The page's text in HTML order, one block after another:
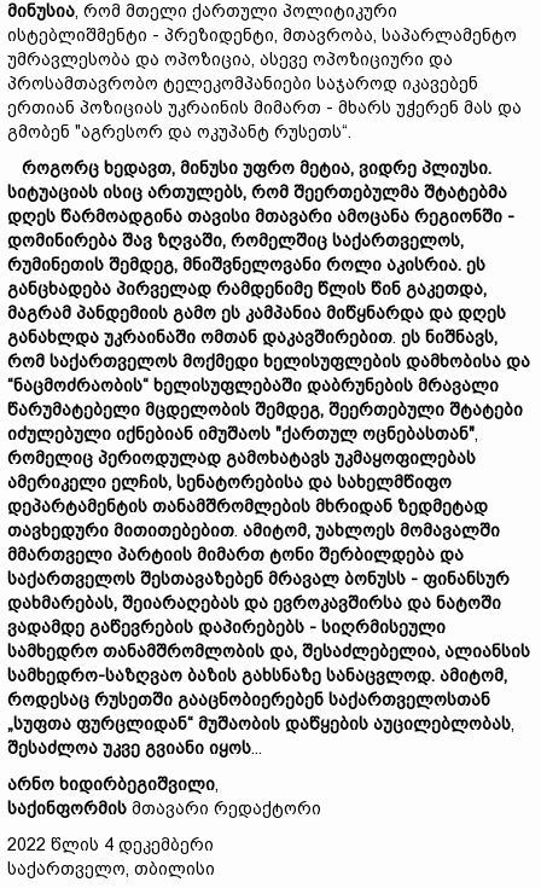
მინუსია, რომ მთელი ქართული პოლიტიკური
ისტებლიშმენტი - პრეზიდენტი, მთავრობა, საპარლამენტო
უმრავლესობა და ოპოზიცია, ასევე ოპოზიციური და
პროსამთავრობო ტელეკომპანიები საჯაროდ იკავებენ
ერთიან პოზიციას უკრაინის მიმართ - მხარს უჭერენ მას და
გმობენ "აგრესორ და ოკუპანტ რუსეთს“.
როგორც ხედავთ, მინუსი უფრო მეტია, ვიდრე პლიუსი.
სიტუაციას ისიც ართულებს, რომ შეერთებულმა შტატებმა
დღეს წარმოადგინა თავისი მთავარი ამოცანა რეგიონში -
დომინირება შავ ზღვაში, რომელშიც საქართველოს,
რუმინეთის შემდეგ, მნიშვნელოვანი როლი აკისრია. ეს
განცხადება პირველად რამდენიმე წლის წინ გაკეთდა,
მაგრამ პანდემიის გამო ეს კამპანია მიწყნარდა და დღეს
განახლდა უკრაინაში ომთან დაკავშირებით. ეს ნიშნავს,
რომ საქართველოს მოქმედი ხელისუფლების დამხობისა და
“ნაცმოძრაობის“ ხელისუფლებაში დაბრუნების მრავალი
წარუმატებელი მცდელობის შემდეგ, შეერთებული შტატები
იძულებული იქნებიან იმუშაოს "ქართულ ოცნებასთან",
რომელიც პერიოდულად გამოხატავს უკმაყოფილებას
ამერიკელი ელჩის, სენატორებისა და სახელმწიფო
დეპარტამენტის თანამშრომლების მხრიდან ზედმეტად
თავხედური მითითებებით. ამიტომ, უახლოეს მომავალში
მმართველი პარტიის მიმართ ტონი შერბილდება და
საქართველოს შესთავაზებენ მრავალ ბონუსს - ფინანსურ
დახმარებას, შეიარაღებას და ევროკავშირსა და ნატოში
ვადამდე გაწევრების დაპირებებს - სიღრმისეული
სამხედრო თანამშრომლობის და, შესაძლებელია, ალიანსის
სამხედრო-საზღვაო ბაზის გახსნაზე სანაცვლოდ. ამიტომ,
როდესაც რუსეთში გააცნობიერებენ საქართველოსთან
„სუფთა ფურცლიდან“ მუშაობის დაწყების აუცილებლობას,
შესაძლოა უკვე გვიანი იყოს...
არნო ხიდირბეგიშვილი,
საქინფორმის მთავარი რედაქტორი
2022 წლის 4 დეკემბერი
საქართველო, თბილისი